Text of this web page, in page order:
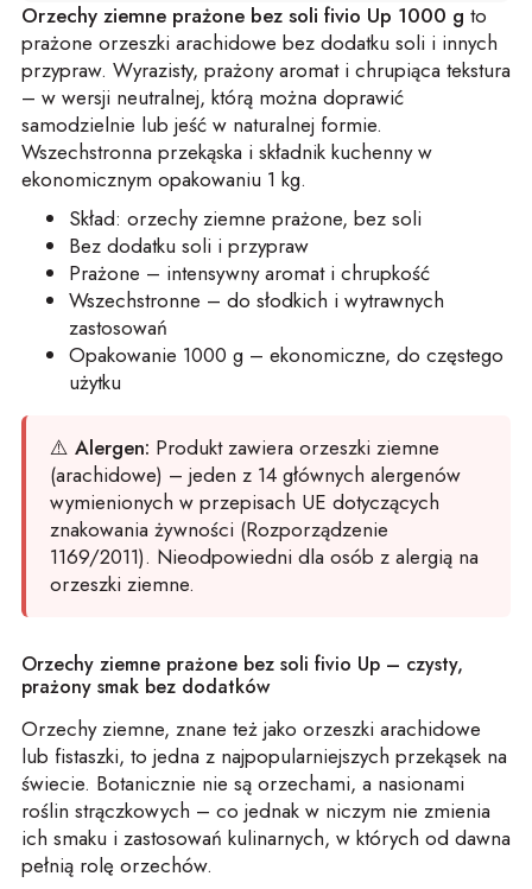
Orzechy ziemne prażone bez soli fivio Up 1000 g to
prażone orzeszki arachidowe bez dodatku soli i innych
przypraw. Wyrazisty, prażony aromat i chrupiąca tekstura
– w wersji neutralnej, którą można doprawić
samodzielnie lub jeść w naturalnej formie.
Wszechstronna przekąska i składnik kuchenny w
ekonomicznym opakowaniu 1 kg.
Skład: orzechy ziemne prażone, bez soli
Bez dodatku soli i przypraw
Prażone – intensywny aromat i chrupkość
Wszechstronne – do słodkich i wytrawnych
zastosowań
Opakowanie 1000 g – ekonomiczne, do częstego
użytku
⚠️ Alergen: Produkt zawiera orzeszki ziemne
(arachidowe) – jeden z 14 głównych alergenów
wymienionych w przepisach UE dotyczących
znakowania żywności (Rozporządzenie
1169/2011). Nieodpowiedni dla osób z alergią na
orzeszki ziemne.
Orzechy ziemne prażone bez soli fivio Up – czysty,
prażony smak bez dodatków
Orzechy ziemne, znane też jako orzeszki arachidowe
lub fistaszki, to jedna z najpopularniejszych przekąsek na
świecie. Botanicznie nie są orzechami, a nasionami
roślin strączkowych – co jednak w niczym nie zmienia
ich smaku i zastosowań kulinarnych, w których od dawna
pełnią rolę orzechów.